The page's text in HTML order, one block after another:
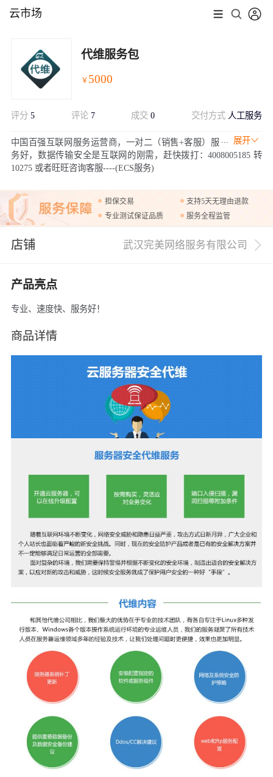
云市场
代维服务包
￥ 5000
评分 5 评论 7 成交0 交付方式 人工服务
展开
中国百强互联网服务运营商，一对二（销售+客服）服
务好，数据传输安全是互联网的刚需，赶快拨打：4008005185 转
10275 或者旺旺咨询客服----(ECS服务)
担保交易
支持5天无理由退款
专业测试保证品质
服务全程监管
店铺 武汉完美网络服务有限公司
产品亮点
专业、速度快、服务好！
商品详情